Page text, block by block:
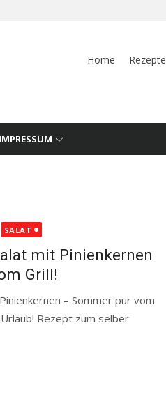
Home Rezepte
IMPRESSUM
SALAT
mit Pinienkernen
Grill!
– Sommer pur vom
Rezept zum selber